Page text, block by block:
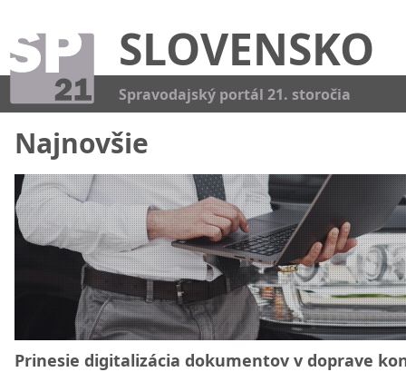
SLOVENSKO
Spravodajský portál 21. storočia
Najnovšie
Prinesie digitalizácia dokumentov v doprave